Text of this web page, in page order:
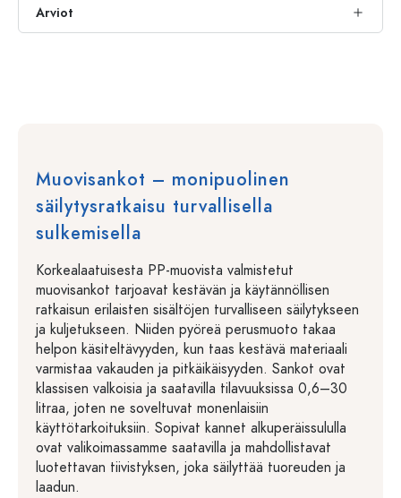
Arviot
Muovisankot – monipuolinen
säilytysratkaisu turvallisella
sulkemisella
Korkealaatuisesta PP-muovista valmistetut
muovisankot tarjoavat kestävän ja käytännöllisen
ratkaisun erilaisten sisältöjen turvalliseen säilytykseen
ja kuljetukseen. Niiden pyöreä perusmuoto takaa
helpon käsiteltävyyden, kun taas kestävä materiaali
varmistaa vakauden ja pitkäikäisyyden. Sankot ovat
klassisen valkoisia ja saatavilla tilavuuksissa 0,6–30
litraa, joten ne soveltuvat monenlaisiin
käyttötarkoituksiin. Sopivat kannet alkuperäissululla
ovat valikoimassamme saatavilla ja mahdollistavat
luotettavan tiivistyksen, joka säilyttää tuoreuden ja
laadun.